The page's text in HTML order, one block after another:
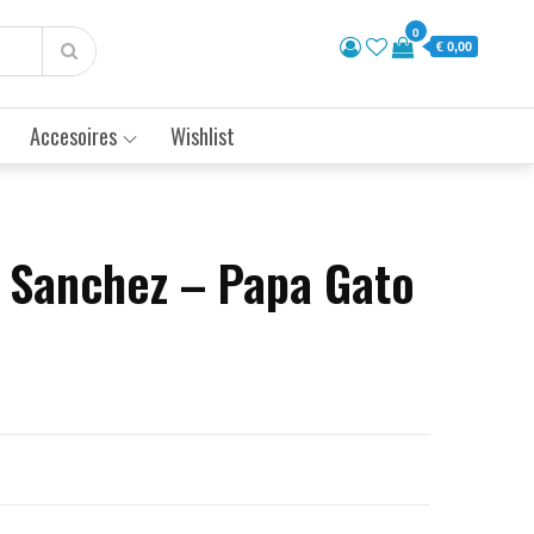
0
€ 0,00
Accesoires Wishlist
– Papa Gato